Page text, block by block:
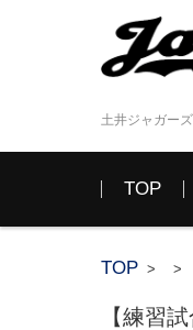
土井ジャガー
コンテン
TOP
TOP > >
【練習